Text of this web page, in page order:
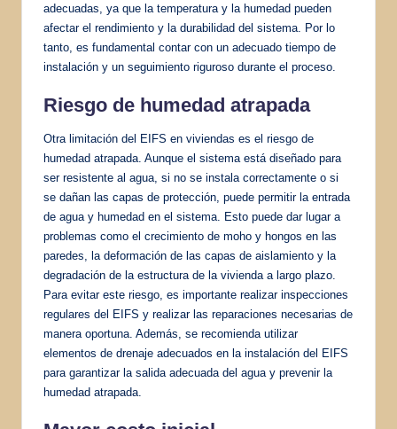
adecuadas, ya que la temperatura y la humedad pueden
afectar el rendimiento y la durabilidad del sistema. Por lo
tanto, es fundamental contar con un adecuado tiempo de
instalación y un seguimiento riguroso durante el proceso.
Riesgo de humedad atrapada
Otra limitación del EIFS en viviendas es el riesgo de
humedad atrapada. Aunque el sistema está diseñado para
ser resistente al agua, si no se instala correctamente o si
se dañan las capas de protección, puede permitir la entrada
de agua y humedad en el sistema. Esto puede dar lugar a
problemas como el crecimiento de moho y hongos en las
paredes, la deformación de las capas de aislamiento y la
degradación de la estructura de la vivienda a largo plazo.
Para evitar este riesgo, es importante realizar inspecciones
regulares del EIFS y realizar las reparaciones necesarias de
manera oportuna. Además, se recomienda utilizar
elementos de drenaje adecuados en la instalación del EIFS
para garantizar la salida adecuada del agua y prevenir la
humedad atrapada.